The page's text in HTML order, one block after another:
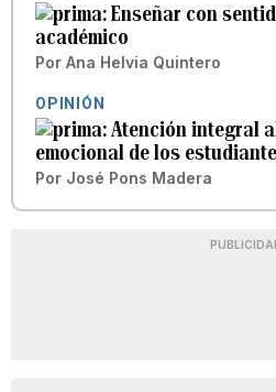
Enseñar con
académico
Por Ana Helvia Quintero
OPINIÓN
Atención integral
emocional de los
Por José Pons Madera